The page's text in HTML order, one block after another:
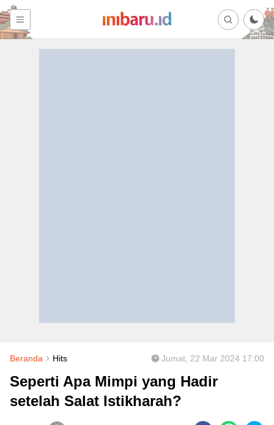
Beranda Hits Jumat, 22 Mar 2024 17:00
Seperti Apa Mimpi yang Hadir
setelah Salat Istikharah?